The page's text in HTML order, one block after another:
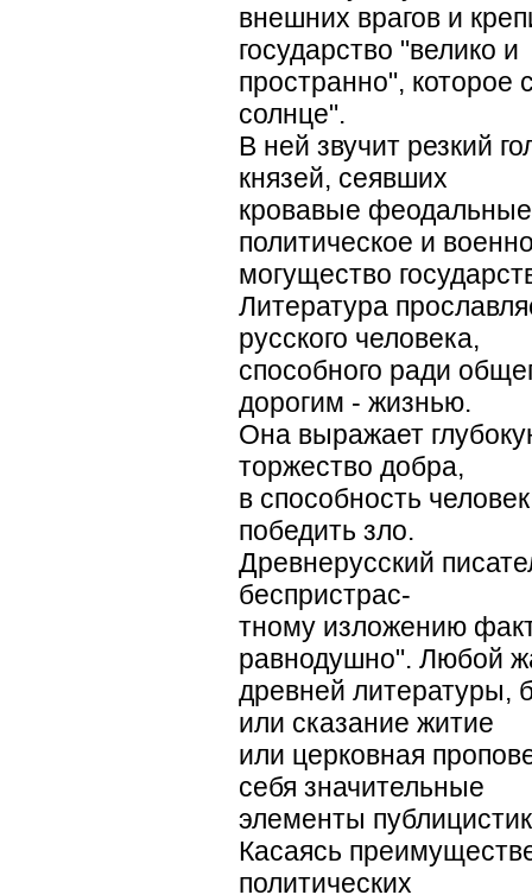
внешних врагов и
государство "велико и
пространно", которое
солнце".
В ней звучит резкий
князей, сеявших
кровавые
политическое и
могущество
Литература
русского человека,
способного ради
дорогим - жизнью.
Она выражает
торжество добра,
в способность
победить зло.
Древнерусский
беспристрас-
тному изложению
равнодушно". Любой
древней литературы,
или сказание житие
или церковная
себя значительные
элементы
Касаясь
политических